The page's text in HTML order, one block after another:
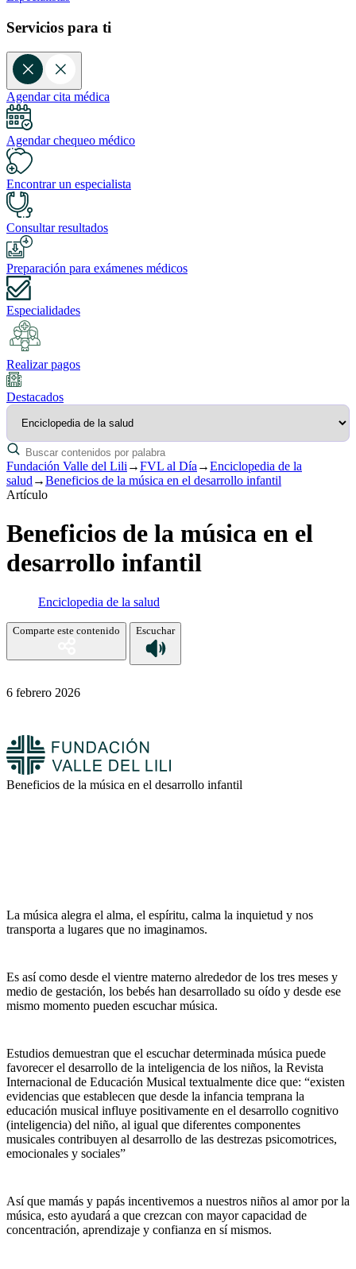
Servicios para ti
Agendar cita médica
Agendar chequeo médico
Encontrar un especialista
Consultar resultados
Preparación para exámenes médicos
Especialidades
Realizar pagos
Destacados
Fundación Valle del Lili →FVL al Día →Enciclopedia de la
salud →Beneficios de la música en el desarrollo infantil
Artículo
Beneficios de la música en el
desarrollo infantil
Enciclopedia de la salud
Comparte este contenido Escuchar
6 febrero 2026
Beneficios de la música en el desarrollo infantil
La música alegra el alma, el espíritu, calma la inquietud y nos
transporta a lugares que no imaginamos.
Es así como desde el vientre materno alrededor de los tres meses y
medio de gestación, los bebés han desarrollado su oído y desde ese
mismo momento pueden escuchar música.
Estudios demuestran que el escuchar determinada música puede
favorecer el desarrollo de la inteligencia de los niños, la Revista
Internacional de Educación Musical textualmente dice que: “existen
evidencias que establecen que desde la infancia temprana la
educación musical influye positivamente en el desarrollo cognitivo
(inteligencia) del niño, al igual que diferentes componentes
musicales contribuyen al desarrollo de las destrezas psicomotrices,
emocionales y sociales”
Así que mamás y papás incentivemos a nuestros niños al amor por la
música, esto ayudará a que crezcan con mayor capacidad de
concentración, aprendizaje y confianza en sí mismos.